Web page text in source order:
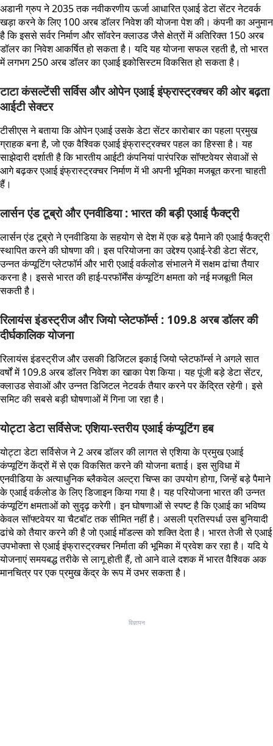
अडानी ग्रुप ने 2035 तक नवीकरणीय ऊर्जा आधारित एआई डेटा सेंटर नेटवर्क
खड़ा करने के लिए 100 अरब डॉलर निवेश की योजना पेश की। कंपनी का अनुमान
है कि इससे सर्वर निर्माण और सॉवरेन क्लाउड जैसे क्षेत्रों में अतिरिक्त 150 अरब
डॉलर का निवेश आकर्षित हो सकता है। यदि यह योजना सफल रहती है, तो भारत
में लगभग 250 अरब डॉलर का एआई इकोसिस्टम विकसित हो सकता है।
टाटा कंसल्टेंसी सर्विस और ओपेन एआई इंफ्रास्ट्रक्चर की ओर बढ़ता
आईटी सेक्टर
टीसीएस ने बताया कि ओपेन एआई उसके डेटा सेंटर कारोबार का पहला प्रमुख
ग्राहक बना है, जो एक वैश्विक एआई इंफ्रास्ट्रक्चर पहल का हिस्सा है। यह
साझेदारी दर्शाती है कि भारतीय आईटी कंपनियां पारंपरिक सॉफ्टवेयर सेवाओं से
आगे बढ़कर एआई इंफ्रास्ट्रक्चर निर्माण में भी अपनी भूमिका मजबूत करना चाहती
हैं।
लार्सन एंड टूब्रो और एनवीडिया : भारत की बड़ी एआई फैक्ट्री
लार्सन एंड टूब्रो ने एनवीडिया के सहयोग से देश में एक बड़े पैमाने की एआई फैक्ट्री
स्थापित करने की घोषणा की। इस परियोजना का उद्देश्य एआई-रेडी डेटा सेंटर,
उन्नत कंप्यूटिंग प्लेटफॉर्म और भारी एआई वर्कलोड संभालने में सक्षम ढांचा तैयार
करना है। इससे भारत की हाई-परफॉर्मेंस कंप्यूटिंग क्षमता को नई मजबूती मिल
सकती है।
रिलायंस इंडस्ट्रीज और जियो प्लेटफॉर्म्स : 109.8 अरब डॉलर की
दीर्घकालिक योजना
रिलायंस इंडस्ट्रीज और उसकी डिजिटल इकाई जियो प्लेटफॉर्म्स ने अगले सात
वर्षों में 109.8 अरब डॉलर निवेश का खाका पेश किया। यह पूंजी बड़े डेटा सेंटर,
क्लाउड सेवाओं और उन्नत डिजिटल नेटवर्क तैयार करने पर केंद्रित रहेगी। इसे
समिट की सबसे बड़ी घोषणाओं में गिना जा रहा है।
योट्टा डेटा सर्विसेज: एशिया-स्तरीय एआई कंप्यूटिंग हब
योट्टा डेटा सर्विसेज ने 2 अरब डॉलर की लागत से एशिया के प्रमुख एआई
कंप्यूटिंग केंद्रों में से एक विकसित करने की योजना बताई। इस सुविधा में
एनवीडिया के अत्याधुनिक ब्लैकवेल अल्ट्रा चिप्स का उपयोग होगा, जिन्हें बड़े पैमाने
के एआई वर्कलोड के लिए डिजाइन किया गया है। यह परियोजना भारत की उन्नत
कंप्यूटिंग क्षमताओं को सुदृढ़ करेगी। इन घोषणाओं से स्पष्ट है कि एआई का भविष्य
केवल सॉफ्टवेयर या चैटबॉट तक सीमित नहीं है। असली प्रतिस्पर्धा उस बुनियादी
ढांचे को तैयार करने की है जो एआई मॉडल्स को शक्ति देता है। भारत तेजी से एआई
उपभोक्ता से एआई इंफ्रास्ट्रक्चर निर्माता की भूमिका में प्रवेश कर रहा है। यदि ये
योजनाएं समयबद्ध तरीके से लागू होती हैं, तो आने वाले दशक में भारत वैश्विक अक
मानचित्र पर एक प्रमुख केंद्र के रूप में उभर सकता है।
विज्ञापन